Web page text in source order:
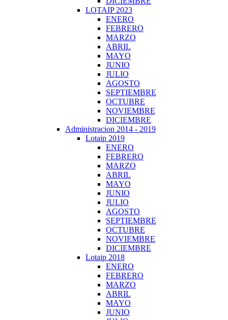
LOTAIP 2023
ENERO
FEBRERO
MARZO
ABRIL
MAYO
JUNIO
JULIO
AGOSTO
SEPTIEMBRE
OCTUBRE
NOVIEMBRE
DICIEMBRE
Administracion 2014 - 2019
Lotaip 2019
ENERO
FEBRERO
MARZO
ABRIL
MAYO
JUNIO
JULIO
AGOSTO
SEPTIEMBRE
OCTUBRE
NOVIEMBRE
DICIEMBRE
Lotaip 2018
ENERO
FEBRERO
MARZO
ABRIL
MAYO
JUNIO